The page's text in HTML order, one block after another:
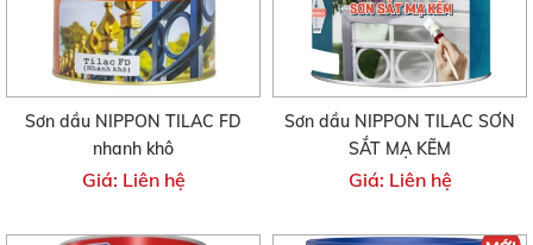
Sơn dầu NIPPON TILAC FD
nhanh khô
Giá: Liên hệ
Sơn dầu NIPPON TILAC SƠN
SẮT MẠ KẼM
Giá: Liên hệ